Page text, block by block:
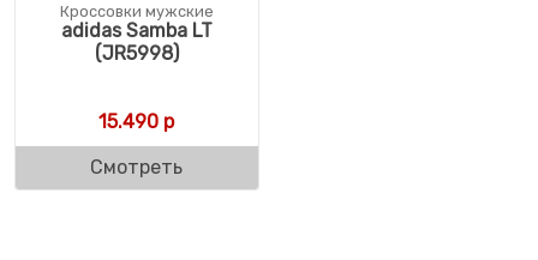
Кроссовки мужские
adidas Samba LT
(JR5998)
15.490 р
Смотреть